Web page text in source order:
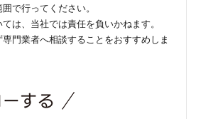
で行ってください。
は、当社では責任を負いかねます。
門業者へ相談することをおすすめしま